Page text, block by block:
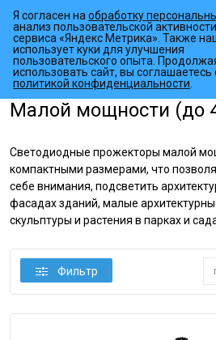
Главная страница • Каталог товаров •
Малой мощности (до
Светодиодные прожекторы малой
компактными размерами, что
себе внимания, подсветить
фасадах зданий, малые
скульптуры и растения в парках и
Фильтр
Я согласен наобработку
анализ пользовательской
сервиса «Яндекс Метрика». Также
использует куки для улучшения
пользовательского опыта.
использовать сайт, вы соглашаетесь
политикой конфиденциальности